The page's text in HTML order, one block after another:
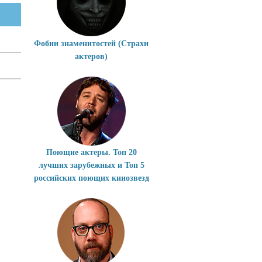
Фобии знаменитостей (Страхи
актеров)
Поющие актеры. Топ 20
лучших зарубежных и Топ 5
российских поющих кинозвезд